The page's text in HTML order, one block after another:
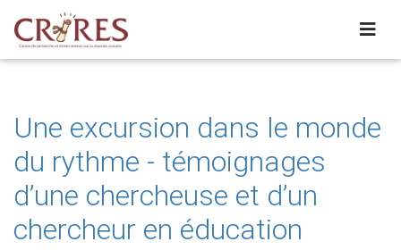
Une excursion dans le monde
du rythme - témoignages
d’une chercheuse et d’un
chercheur en éducation